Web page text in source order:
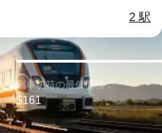
2 駅
列車切符の最低価格：
$161